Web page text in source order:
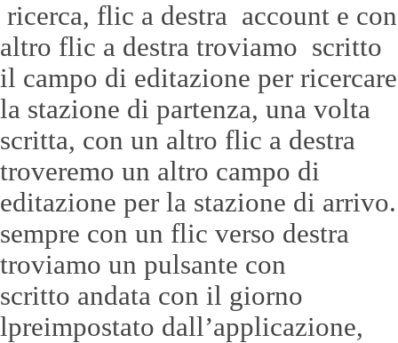
ricerca, flic a destra account e con
altro flic a destra troviamo scritto
il campo di editazione per ricercare
la stazione di partenza, una volta
scritta, con un altro flic a destra
troveremo un altro campo di
editazione per la stazione di arrivo.
sempre con un flic verso destra
troviamo un pulsante con
scritto andata con il giorno
lpreimpostato dall’applicazione,